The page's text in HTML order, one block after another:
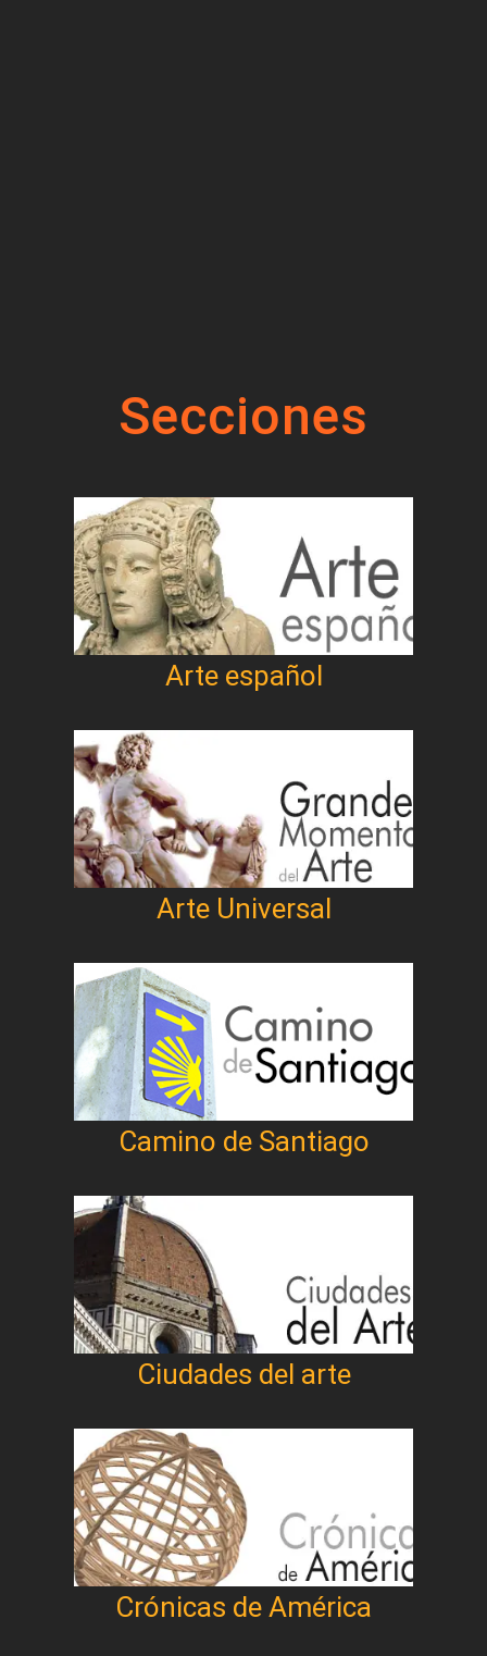
Secciones
Arte español
Arte Universal
Camino de Santiago
Ciudades del arte
Crónicas de América